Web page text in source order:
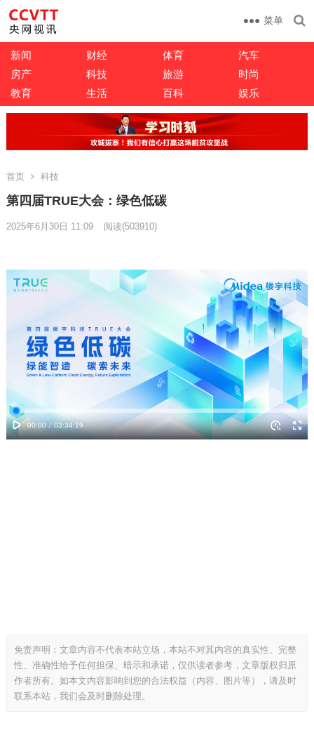
菜单
新闻 财经 体育
汽车
房产
科技 旅游
时尚
教育
生活 百科 娱乐
首页 科技
第四届TRUE大会：绿色低碳
2025年6月30日 11:09 阅读(503910)
免责声明：文章内容不代表本站立场，本站不对其内容的真实性、完整
性、准确性给予任何担保、暗示和承诺，仅供读者参考，文章版权归原
作者所有。如本文内容影响到您的合法权益（内容、图片等），请及时
联系本站，我们会及时删除处理。